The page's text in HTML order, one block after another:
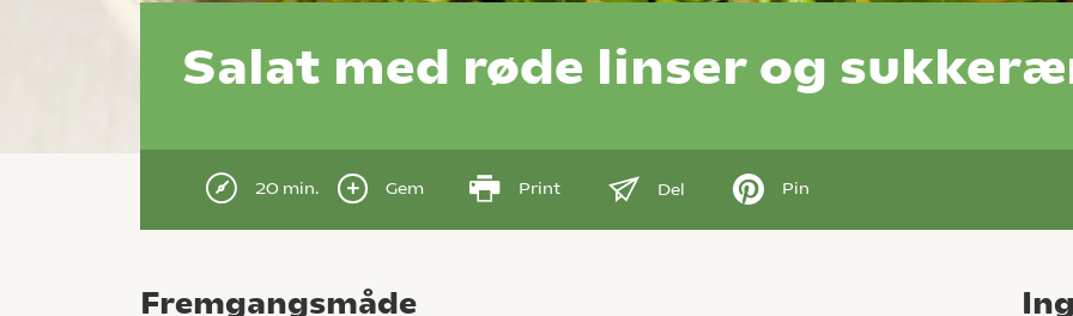
Salat med røde linser og
20 min. Gem Print Del Pin
Fremgangsmåde